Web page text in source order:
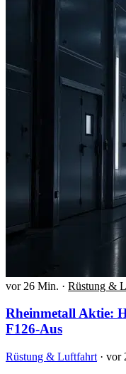
vor 26 Min. · Rüstung &
Rheinmetall Aktie:
F126-Aus
Rüstung & Luftfahrt · vor